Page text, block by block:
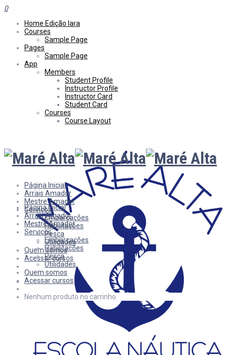
0
Home Edição Iara
Courses
Sample Page
Pages
Sample Page
App
Members
Student Profile
Instructor Profile
Instructor Card
Student Card
Courses
Course Layout
Página Inicial
Arrais Amador
Mestre Amador
Serviços
Embarcações
Habilitações
Pesca
Utilidades
Quem somos
Acessar cursos
Página Inicial
Arrais Amador
Mestre Amador
Serviços
Embarcações
Habilitações
Pesca
Utilidades
Quem somos
Acessar cursos
Nenhum produto no carrinho.